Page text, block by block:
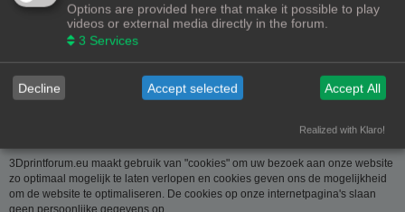
De op deze website beschikbaar gestelde informatie is met de grootste zorg
samengesteld. Uiteraard is deze informatie richtinggevend en door de
beknoptheid niet altijd volledig. Voor verdere en concrete uitleg kan u met
welke vorm dan ook die voortvloeit uit het gebruik van de aangeboden
informatie.
3Dprintforum.eu maakt gebruik van "cookies" om uw bezoek aan onze website
zo optimaal mogelijk te laten verlopen en cookies geven ons de mogelijkheid
om de website te optimaliseren. De cookies op onze internetpagina's slaan
geen persoonlijke gegevens op.
Options are provided here that make it possible to play
videos or external media directly in the forum.
3 Services
Decline Accept selected Accept All
Realized with Klaro!